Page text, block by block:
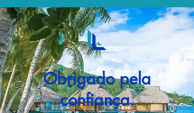
Obrigado pela
confiança.